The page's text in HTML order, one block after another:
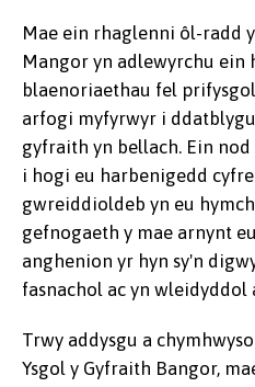
Mae ein rhaglenni ôl-radd
Mangor yn adlewyrchu ein
blaenoriaethau fel prifysgol
arfogi myfyrwyr i
gyfraith yn bellach. Ein
i hogi eu harbenigedd
gwreiddioldeb yn eu
gefnogaeth y mae arnynt
anghenion yr hyn sy'n
fasnachol ac yn wleidyddol
Trwy addysgu a
Ysgol y Gyfraith Bangor,